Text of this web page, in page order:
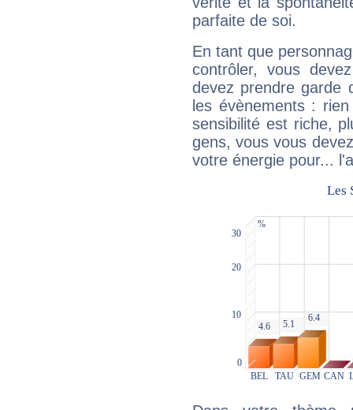
parfaite de soi.
En tant que
contrôler, vous
devez prendre garde
les évènements :
sensibilité est riche,
gens, vous vous
votre énergie pour...